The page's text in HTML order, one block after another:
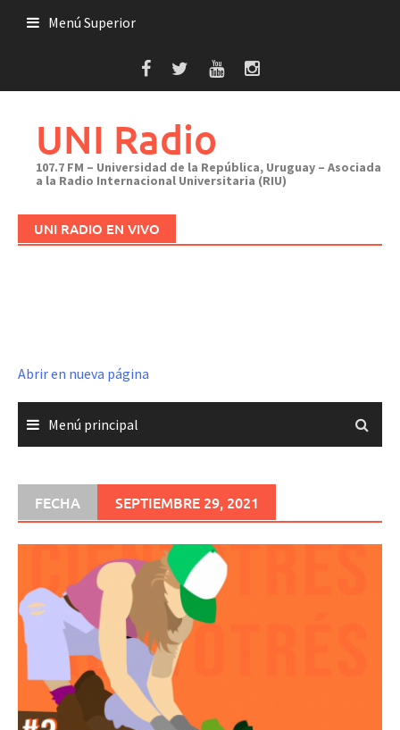
Menú Superior
UNI Radio
107.7 FM – Universidad de la República, Uruguay – Asociada
a la Radio Internacional Universitaria (RIU)
UNI RADIO EN VIVO
Abrir en nueva página
Menú principal
FECHA SEPTIEMBRE 29, 2021